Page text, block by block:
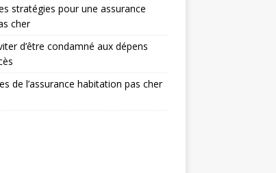
stratégies pour une assurance
cher
d’être condamné aux dépens
de l’assurance habitation pas cher